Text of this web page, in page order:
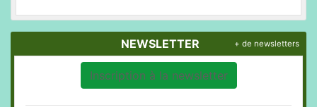
NEWSLETTER
Inscription à la newsletter
+ de newsletters